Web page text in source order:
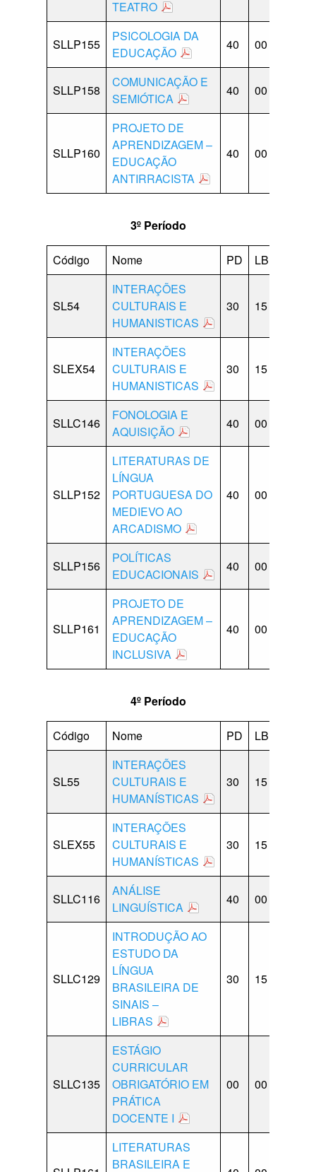
TEATRO
SLLP155
PSICOLOGIA DA
EDUCAÇÃO
40 00
SLLP158
COMUNICAÇÃO E
SEMIÓTICA
40 00
SLLP160
PROJETO DE
APRENDIZAGEM –
EDUCAÇÃO
ANTIRRACISTA
40 00
3º Período
Código Nome PD LB
SL54
INTERAÇÕES
CULTURAIS E
HUMANISTICAS
30 15
SLEX54
INTERAÇÕES
CULTURAIS E
HUMANISTICAS
30 15
SLLC146
FONOLOGIA E
AQUISIÇÃO
40 00
SLLP152
LITERATURAS DE
LÍNGUA
PORTUGUESA DO
MEDIEVO AO
ARCADISMO
40 00
SLLP156
POLÍTICAS
EDUCACIONAIS
40 00
SLLP161
PROJETO DE
APRENDIZAGEM –
EDUCAÇÃO
INCLUSIVA
40 00
4º Período
Código Nome PD LB
SL55
INTERAÇÕES
CULTURAIS E
HUMANÍSTICAS
30 15
SLEX55
INTERAÇÕES
CULTURAIS E
HUMANÍSTICAS
30 15
SLLC116
ANÁLISE
LINGUÍSTICA
40 00
SLLC129
INTRODUÇÃO AO
ESTUDO DA
LÍNGUA
BRASILEIRA DE
SINAIS –
LIBRAS
30 15
SLLC135
ESTÁGIO
CURRICULAR
OBRIGATÓRIO EM
PRÁTICA
DOCENTE I
00 00
LITERATURAS
BRASILEIRA E